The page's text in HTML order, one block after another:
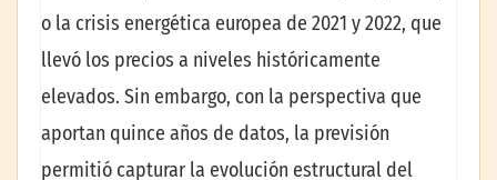
o la crisis energética europea de 2021 y 2022, que
llevó los precios a niveles históricamente
elevados. Sin embargo, con la perspectiva que
aportan quince años de datos, la previsión
permitió capturar la evolución estructural del